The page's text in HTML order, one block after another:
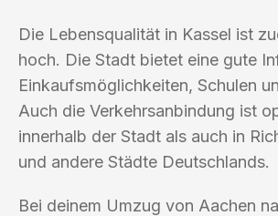
Die Lebensqualität in Kassel ist
hoch. Die Stadt bietet eine gute
Einkaufsmöglichkeiten, Schulen
Auch die Verkehrsanbindung ist
innerhalb der Stadt als auch in
und andere Städte Deutschlands.
Bei deinem Umzug von Aachen